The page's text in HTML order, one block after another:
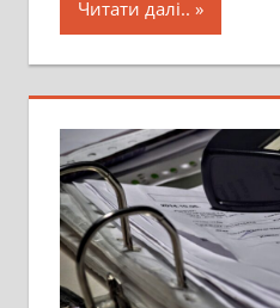
Читати далі..